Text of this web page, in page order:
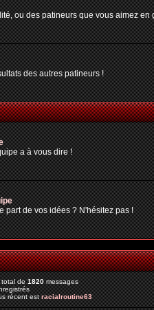
ou des patineurs que vous aimez
des autres patineurs !
a à vous dire !
part de vos idées ? N'hésitez pas !
total de1820messages
récent estracialroutine63